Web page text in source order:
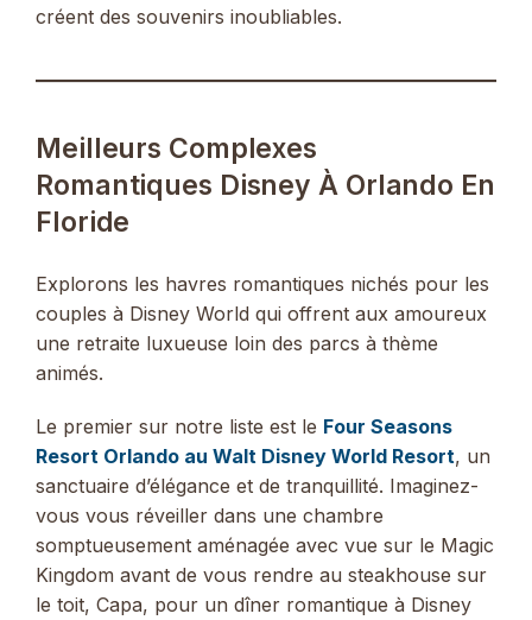
créent des souvenirs inoubliables.
Meilleurs Complexes
Romantiques Disney À Orlando En
Floride
Explorons les havres romantiques nichés pour les
couples à Disney World qui offrent aux amoureux
une retraite luxueuse loin des parcs à thème
animés.
Le premier sur notre liste est le Four Seasons
Resort Orlando au Walt Disney World Resort, un
sanctuaire d’élégance et de tranquillité. Imaginez-
vous vous réveiller dans une chambre
somptueusement aménagée avec vue sur le Magic
Kingdom avant de vous rendre au steakhouse sur
le toit, Capa, pour un dîner romantique à Disney